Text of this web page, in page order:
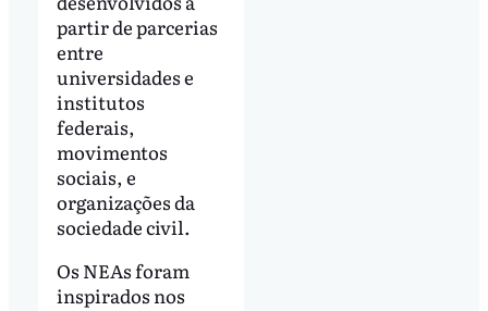
partir de parcerias
entre
universidades e
institutos
federais,
movimentos
sociais, e
organizações da
sociedade civil.
Os NEAs foram
inspirados nos